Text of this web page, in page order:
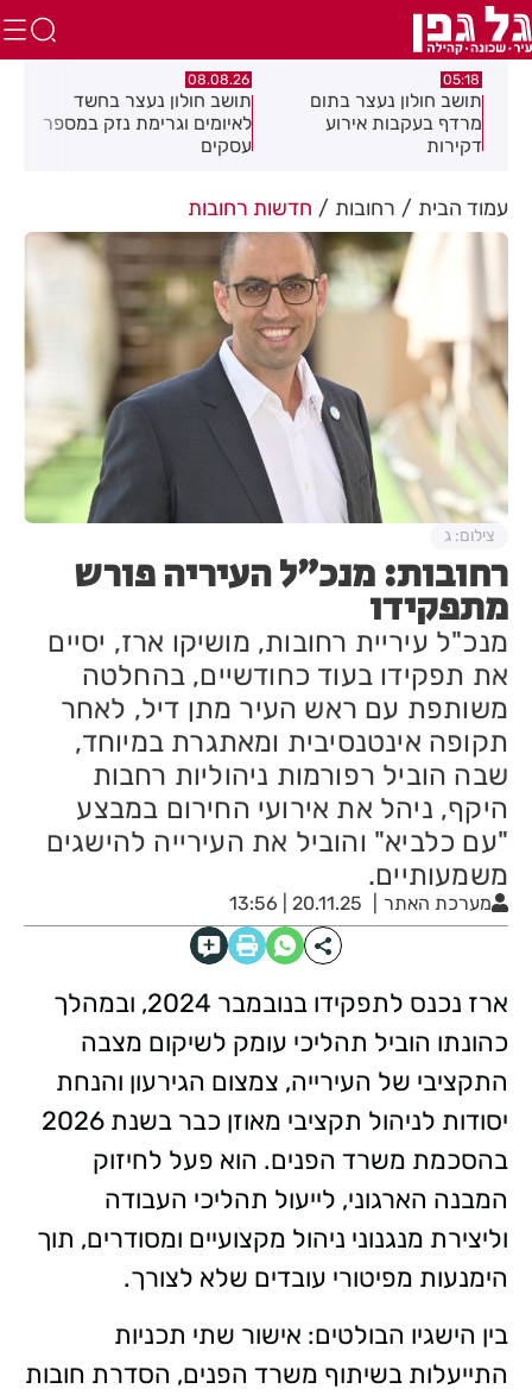
05:18
תושב חולון נעצר בתום
מרדף בעקבות אירוע
דקירות
08.08.26
תושב חולון נעצר בחשד
לאיומים וגרימת נזק במספר
עסקים
עמוד הבית רחובות חדשות רחובות
רחובות: מנכ״ל העיריה פורש
מתפקידו
מנכ"ל עיריית רחובות, מושיקו ארז, יסיים
את תפקידו בעוד כחודשיים, בהחלטה
משותפת עם ראש העיר מתן דיל, לאחר
תקופה אינטנסיבית ומאתגרת במיוחד,
שבה הוביל רפורמות ניהוליות רחבות
היקף, ניהל את אירועי החירום במבצע
"עם כלביא" והוביל את העירייה להישגים
משמעותיים.
מערכת האתר 20.11.25 | 13:56
צילום: ג
ארז נכנס לתפקידו בנובמבר 2024, ובמהלך
כהונתו הוביל תהליכי עומק לשיקום מצבה
התקציבי של העירייה, צמצום הגירעון והנחת
יסודות לניהול תקציבי מאוזן כבר בשנת 2026
בהסכמת משרד הפנים. הוא פעל לחיזוק
המבנה הארגוני, לייעול תהליכי העבודה
וליצירת מנגנוני ניהול מקצועיים ומסודרים, תוך
הימנעות מפיטורי עובדים שלא לצורך.
בין הישגיו הבולטים: אישור שתי תכניות
התייעלות בשיתוף משרד הפנים, הסדרת חובות